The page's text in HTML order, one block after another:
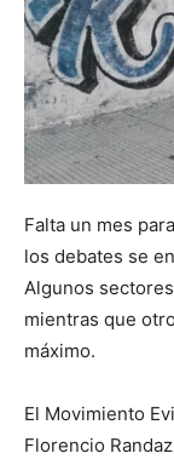
Falta un mes
los debates se
Algunos
mientras que
máximo.
El Movimiento
Florencio